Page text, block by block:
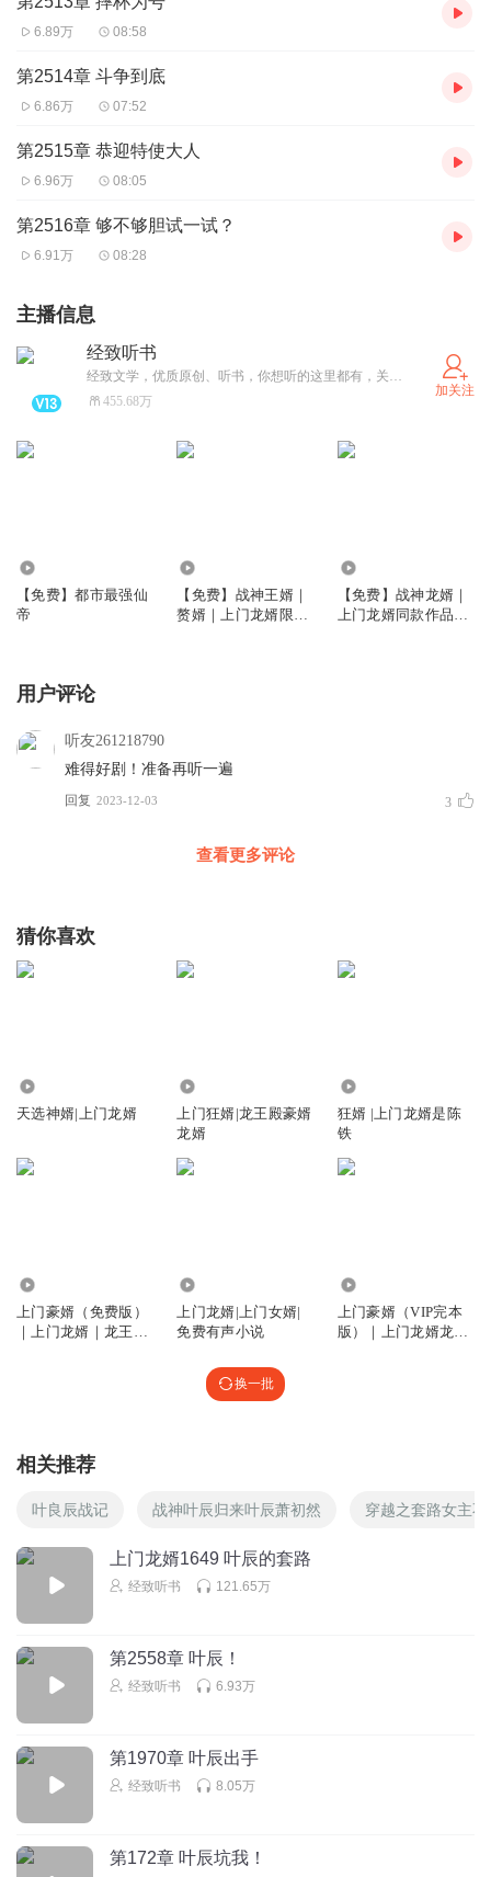
6.89万 08:58
第2514章 斗争到底
6.86万 07:52
第2515章 恭迎特使大人
6.96万 08:05
第2516章 够不够胆试一试？
6.91万 08:28
主播信息
经致听书
经致文学，优质原创、听书，你想听的这里都有，关注经致听书账号，精彩一触即发！
455.68万
加关注
【免费】都市最强仙
帝
【免费】战神王婿｜
赘婿｜上门龙婿限免
【免费】战神龙婿｜
上门龙婿同款作品多
用户评论
听友261218790
难得好剧！准备再听一遍
回复 2023-12-03 3
查看更多评论
猜你喜欢
天选神婿|上门龙婿
上门狂婿|龙王殿豪婿
龙婿
狂婿 |上门龙婿是陈
铁
上门豪婿（免费版）
｜上门龙婿｜龙王令
上门龙婿|上门女婿|
免费有声小说
上门豪婿（VIP完本
版）｜上门龙婿龙王
换一批
相关推荐
叶良辰战记 战神叶辰归来叶辰萧初然 穿越之套路女主
上门龙婿1649 叶辰的套路
经致听书 121.65万
第2558章 叶辰！
经致听书 6.93万
第1970章 叶辰出手
经致听书 8.05万
第172章 叶辰坑我！